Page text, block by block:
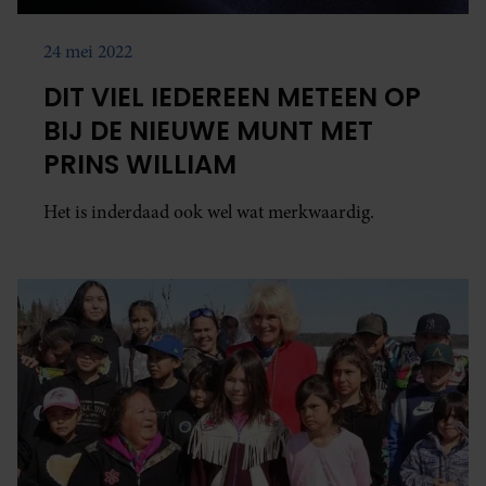
24 mei 2022
DIT VIEL IEDEREEN METEEN OP
BIJ DE NIEUWE MUNT MET
PRINS WILLIAM
Het is inderdaad ook wel wat merkwaardig.